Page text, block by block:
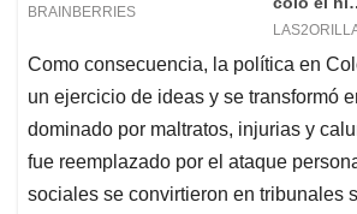
Como consecuencia, la política en
un ejercicio de ideas y se transformó
dominado por maltratos, injurias y
fue reemplazado por el ataque
sociales se convirtieron en tribunales